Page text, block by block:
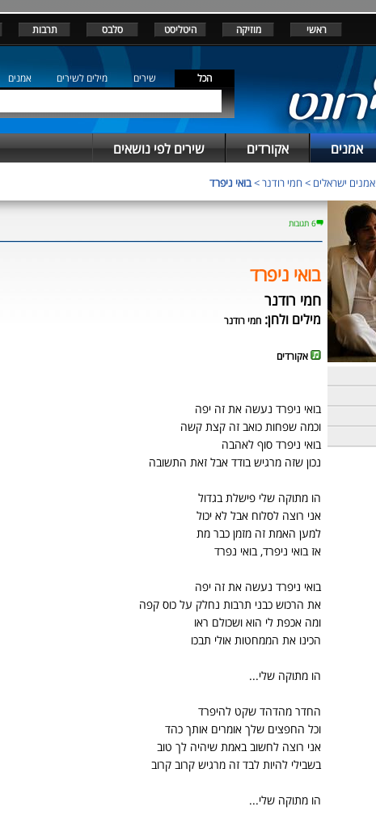
ראשי מוזיקה היטליסט סלבס תרבות
הכל שירים מילים לשירים אמנים
אמנים אקורדים שירים לפי נושאים
אמנים ישראלים > חמי רודנר>בואי ניפרד
6 תגובות
בואי ניפרד
חמי רודנר
מילים ולחן: חמי רודנר
אקורדים
בואי ניפרד נעשה את זה יפה
וכמה שפחות כואב זה קצת קשה
בואי ניפרד סוף לאהבה
נכון שזה מרגיש בודד אבל זאת התשובה
הו מתוקה שלי פישלת בגדול
אני רוצה לסלוח אבל לא יכול
למען האמת זה מזמן כבר מת
אז בואי ניפרד, בואי נפרד
בואי ניפרד נעשה את זה יפה
את הרכוש כבני תרבות נחלק על כוס קפה
ומה אכפת לי הוא ושכולם ראו
הכינו את הממחטות אולי תבכו
הו מתוקה שלי...
החדר מהדהד שקט להיפרד
וכל החפצים שלך אומרים אותך כהד
אני רוצה לחשוב באמת שיהיה לך טוב
בשבילי להיות לבד זה מרגיש קרוב קרוב
הו מתוקה שלי...